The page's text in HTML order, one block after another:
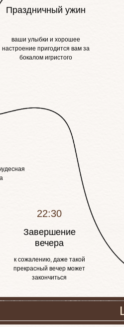
ваши улыбки и хорошее
настроение пригодится вам за
бокалом игристого
к сожалению, даже такой
прекрасный вечер может
закончиться
Праздничный ужин
Завершение
вечера
22:30